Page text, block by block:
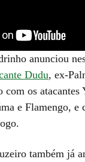
anunciou
Dudu, ex-
com os atacantes
e Flamengo, e
também já